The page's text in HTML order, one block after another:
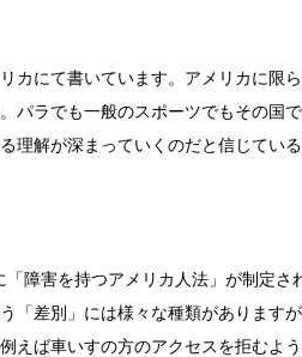
カにて書いています。アメリカに限
パラでも一般のスポーツでもその国
理解が深まっていくのだと信じてい
障害を持つアメリカ人法」が制定
「差別」には様々な種類があります
えば車いすの方のアクセスを拒むよ